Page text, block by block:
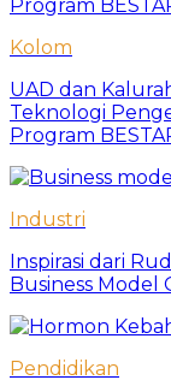
Kolom
UAD dan
Teknologi
Program
Industri
Inspirasi dari
Business Model
Pendidikan